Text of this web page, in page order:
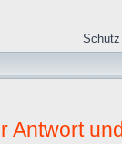
Schutz
Antwort